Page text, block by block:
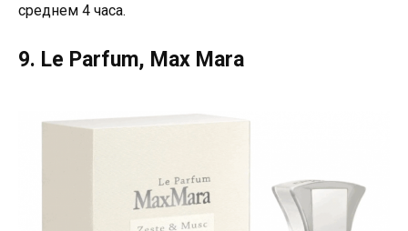
среднем 4 часа.
9. Le Parfum, Max Mara